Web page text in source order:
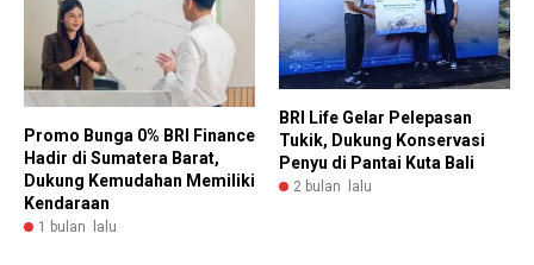
Promo Bunga 0% BRI Finance
Hadir di Sumatera Barat,
Dukung Kemudahan Memiliki
Kendaraan
1 bulan lalu
BRI Life Gelar Pelepasan
Tukik, Dukung Konservasi
Penyu di Pantai Kuta Bali
2 bulan lalu